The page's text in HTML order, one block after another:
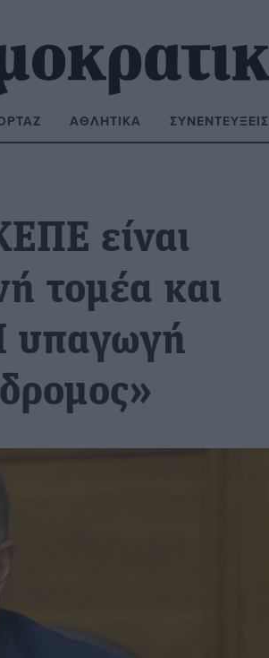
ΑΘΛΗΤΙΚΆ ΣΥΝΕΝΤΕΎΞΕΙΣ
είναι
τομέα και
υπαγωγή